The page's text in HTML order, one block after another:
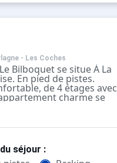
- Les Coches
Bilboquet se situe À La
En pied de pistes.
de 4 étages avec
charme se
d'une chambre et
vous trouverez sur
séjour :